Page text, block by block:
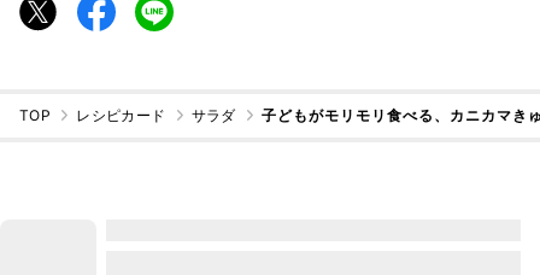
TOP レシピカード サラダ 子どもがモリモリ食べる、カニカマ